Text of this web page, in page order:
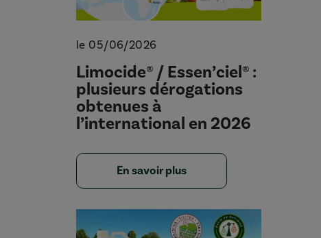
le 05/06/2026
Limocide® / Essen’ciel® :
plusieurs dérogations
obtenues à
l’international en 2026
En savoir plus